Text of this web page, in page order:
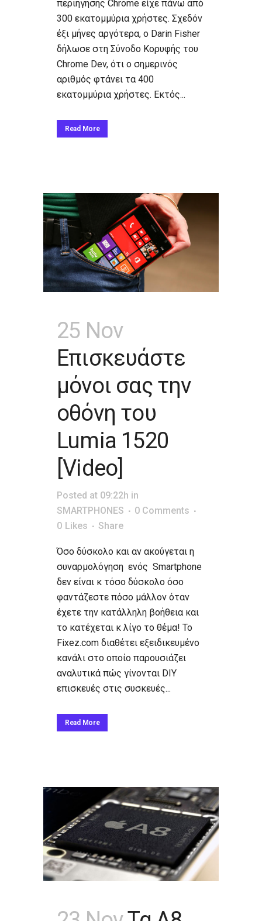
περιήγησης Chrome είχε πάνω από
300 εκατομμύρια χρήστες. Σχεδόν
έξι μήνες αργότερα, ο Darin Fisher
δήλωσε στη Σύνοδο Κορυφής του
Chrome Dev, ότι ο σημερινός
αριθμός φτάνει τα 400
εκατομμύρια χρήστες. Εκτός...
Read More
25 Nov
Επισκευάστε
μόνοι σας την
οθόνη του
Lumia 1520
[Video]
Posted at 09:22h in
SMARTPHONES
0 Comments
0 Likes Share
Όσο δύσκολο και αν ακούγεται η
συναρμολόγηση ενός Smartphone
δεν είναι κ τόσο δύσκολο όσο
φαντάζεστε πόσο μάλλον όταν
έχετε την κατάλληλη βοήθεια και
το κατέχεται κ λίγο το θέμα! Το
Fixez.com διαθέτει εξειδικευμένο
κανάλι στο οποίο παρουσιάζει
αναλυτικά πώς γίνονται DIY
επισκευές στις συσκευές...
Read More